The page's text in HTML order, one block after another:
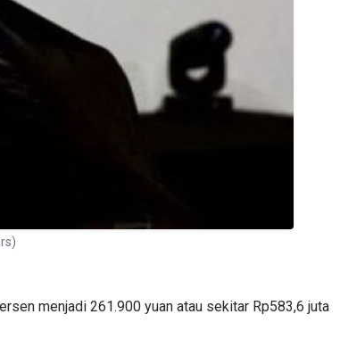
menjadi 261.900 yuan atau sekitar Rp583,6 juta